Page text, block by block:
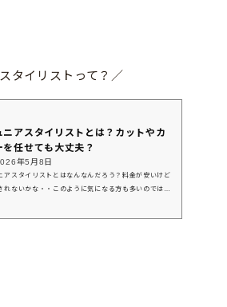
タイリストって？／
ニアスタイリストとは？カットやカ
を任せても大丈夫？
年5月8日
アスタイリストとはなんなんだろう？料金が安いけど
れないかな・・このように気になる方も多いのではな